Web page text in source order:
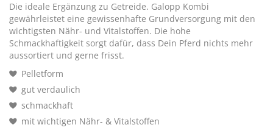
Die ideale Ergänzung zu Getreide. Galopp Kombi
gewährleistet eine gewissenhafte Grundversorgung mit den
wichtigsten Nähr- und Vitalstoffen. Die hohe
Schmackhaftigkeit sorgt dafür, dass Dein Pferd nichts mehr
aussortiert und gerne frisst.
Pelletform
gut verdaulich
schmackhaft
mit wichtigen Nähr- & Vitalstoffen